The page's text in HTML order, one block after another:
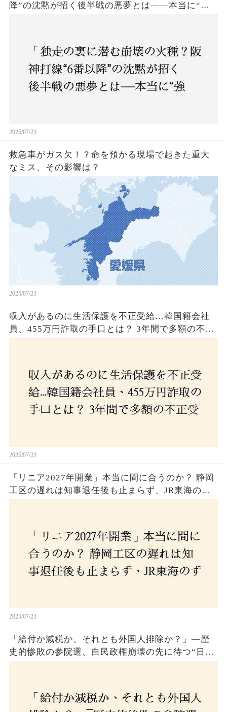
降”の沈黙が招く後半戦の悪夢とは——本当に“強
2025/07/23
救急車がガス欠！？命を預かる現場で起きた重大
なミス、その影響は？
2025/07/23
収入があるのに生活保護を不正受給…韓国籍会社
員、455万円詐取の手口とは？ 3年間で多額の不正
2025/07/23
「リニア2027年開業」本当に間に合うのか？ 静岡
工区の遅れは知事退任後も止まらず、JR東海のず
2025/07/23
「給付か減税か、それとも外国人排除か？」―歴
史的惨敗の参院選、自民政権崩壊の先に待つ“日本